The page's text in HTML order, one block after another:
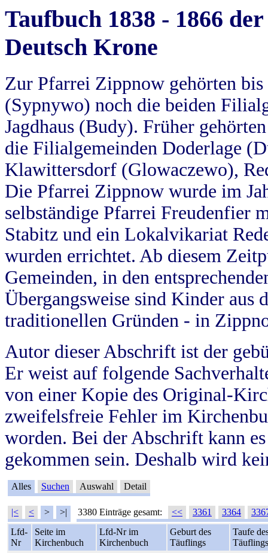
Taufbuch 1838 - 1866
Deutsch Krone
Zur Pfarrei Zippnow gehörten
(Sypnywo) noch die beiden
Jagdhaus (Budy). Früher
die Filialgemeinden Doderlage
Klawittersdorf (Glowaczewo),
Die Pfarrei Zippnow wurde im
selbständige Pfarrei Freudenfier
Stabitz und ein Lokalvikariat
wurden errichtet. Ab diesem
Gemeinden, in den
Übergangsweise sind Kinder aus
traditionellen Gründen - in
Autor dieser Abschrift ist der
Er weist auf folgende
von einer Kopie des Original-
zweifelsfreie Fehler im
worden. Bei der Abschrift kann
gekommen sein. Deshalb wird
Alles Suchen Auswahl Detail
|< < > >| 3380 Einträge gesamt: << 3361 3364
Lfd-
Nr
Seite im
Kirchenbuch
Lfd-Nr im
Kirchenbuch
Geburt des
Täuflings
Taufe
Täuflings